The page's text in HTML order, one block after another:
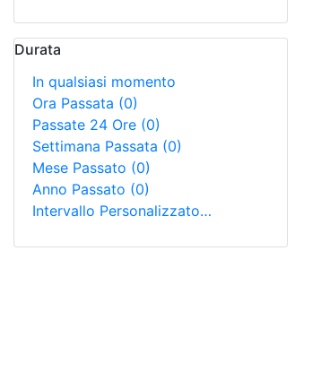
Durata
In qualsiasi momento
Ora Passata (0)
Passate 24 Ore (0)
Settimana Passata (0)
Mese Passato (0)
Anno Passato (0)
Intervallo Personalizzato…